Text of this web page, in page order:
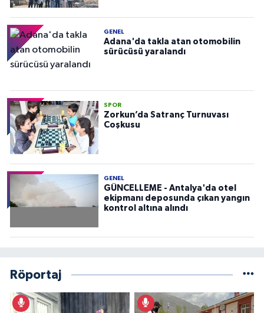
GENEL
Adana'da takla atan otomobilin
sürücüsü yaralandı
SPOR
Zorkun’da Satranç Turnuvası
Coşkusu
GENEL
GÜNCELLEME - Antalya'da otel
ekipmanı deposunda çıkan yangın
kontrol altına alındı
Röportaj